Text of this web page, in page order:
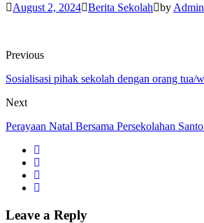
August 2, 2024 Berita Sekolah by
Previous
Sosialisasi pihak sekolah dengan orang tua/
Next
Perayaan Natal Bersama Persekolahan
Leave a Reply